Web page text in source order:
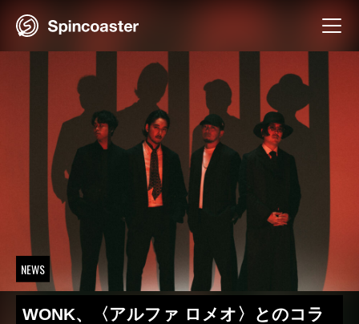
NEWS
WONK、〈アルファ ロメオ〉とのコラ